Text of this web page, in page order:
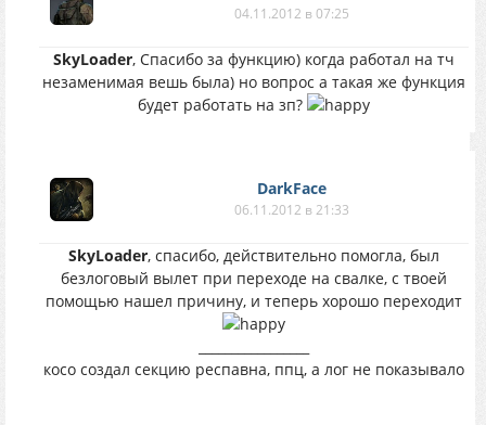
04.11.2012 в 07:25
SkyLoader, Спасибо за функцию) когда работал на тч
незаменимая вешь была) но вопрос а такая же функция
будет работать на зп?
DarkFace
06.11.2012 в 21:33
SkyLoader, спасибо, действительно помогла, был
безлоговый вылет при переходе на свалке, с твоей
помощью нашел причину, и теперь хорошо переходит
косо создал секцию респавна, ппц, а лог не показывало